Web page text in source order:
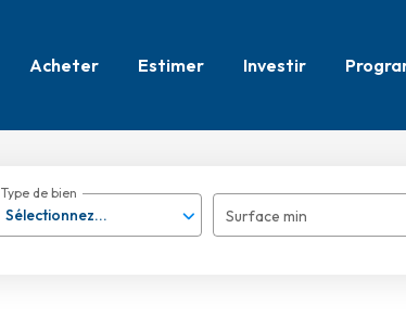
Acheter Estimer Investir
Sélectionnez...
Type de bien
Surface min